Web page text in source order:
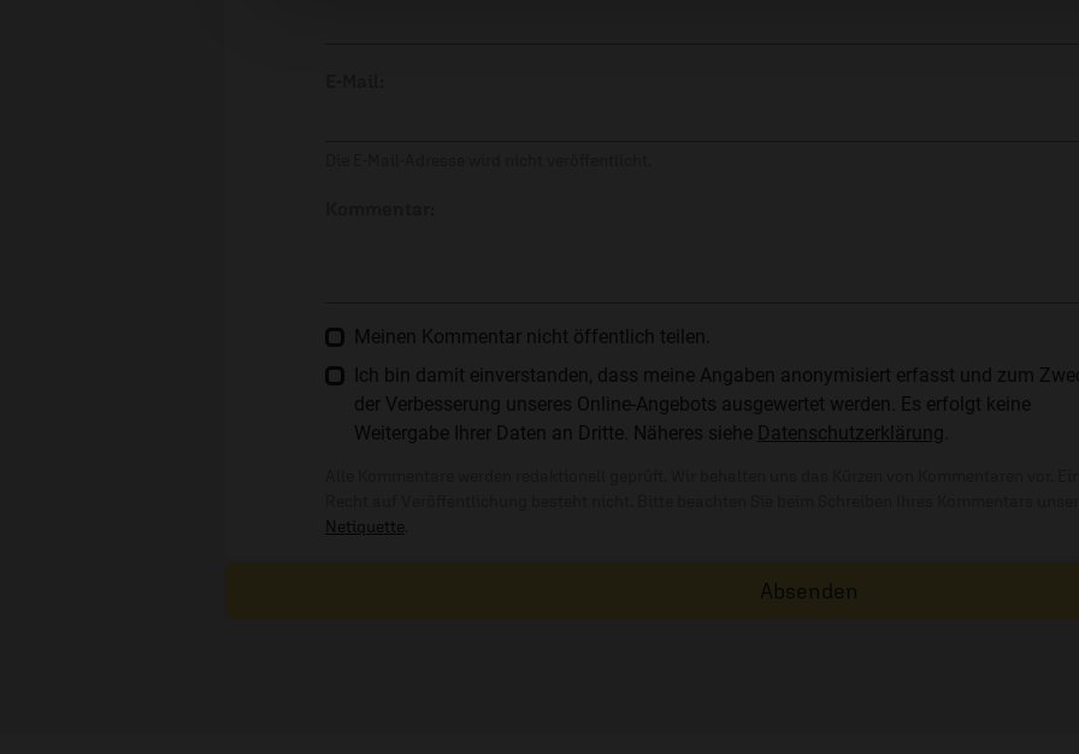
Meinen Kommentar nicht öffentlich teilen.
Ich bin damit einverstanden, dass meine Angaben anonymisiert erfasst und zum
der Verbesserung unseres Online-Angebots ausgewertet werden. Es erfolgt keine
Weitergabe Ihrer Daten an Dritte. Näheres siehe Datenschutzerklärung
Netiquette
Absenden